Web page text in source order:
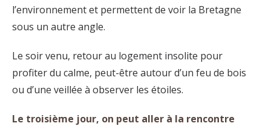
l’environnement et permettent de voir la Bretagne
sous un autre angle.
Le soir venu, retour au logement insolite pour
profiter du calme, peut-être autour d’un feu de bois
ou d’une veillée à observer les étoiles.
Le troisième jour, on peut aller à la rencontre